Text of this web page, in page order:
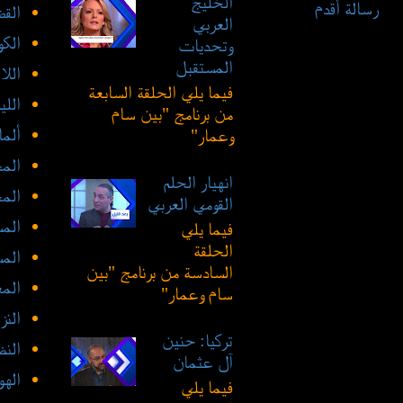
رسالة أقدم
العربي
وتحديات
المستقبل
فيما يلي الحلقة السابعة
من برنامج "بين سام
وعمار"
انهيار الحلم
القومي العربي
فيما يلي
الحلقة
السادسة من برنامج "بين
سام وعمار"
تركيا: حنين
آل عثمان
فيما يلي